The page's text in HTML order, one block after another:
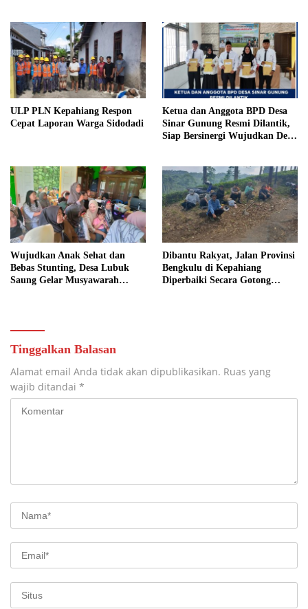
Penjara
ULP PLN Kepahiang Respon
Cepat Laporan Warga Sidodadi
Ketua dan Anggota BPD Desa
Sinar Gunung Resmi Dilantik,
Siap Bersinergi Wujudkan Desa
Wujudkan Anak Sehat dan
Bebas Stunting, Desa Lubuk
Saung Gelar Musyawarah
Dibantu Rakyat, Jalan Provinsi
Bengkulu di Kepahiang
Diperbaiki Secara Gotong
Tinggalkan Balasan
Alamat email Anda tidak akan dipublikasikan. Ruas yang
wajib ditandai *